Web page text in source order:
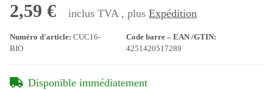
2,59 € inclus TVA , plus Expédition
Numéro d'article: CUC16-
BIO
Code barre – EAN /GTIN:
4251420517289
Disponible immédiatement